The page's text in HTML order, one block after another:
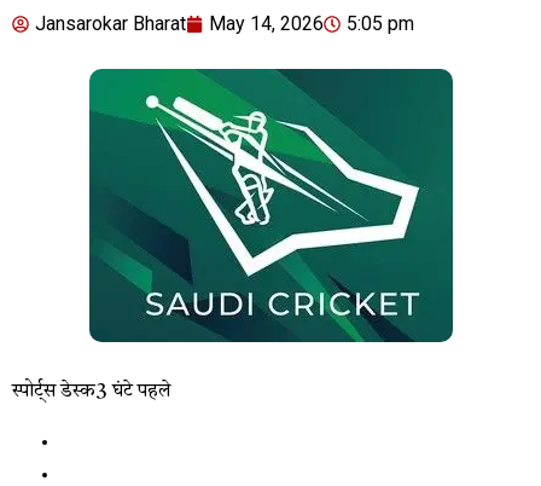
Jansarokar Bharat May 14, 2026 5:05 pm
स्पोर्ट्स डेस्क3 घंटे पहले